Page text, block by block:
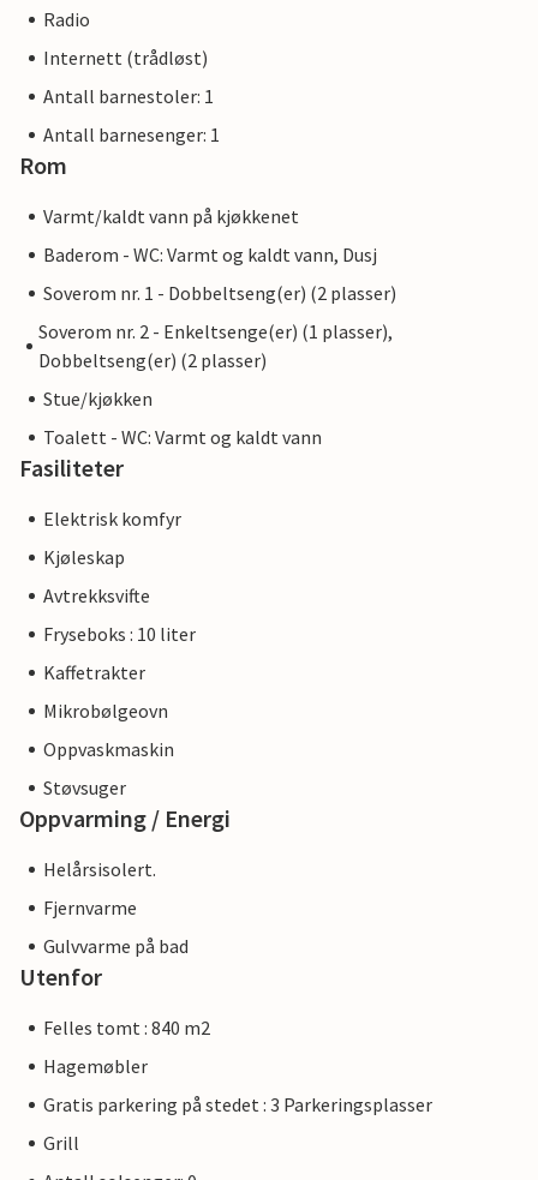
Radio
Internett (trådløst)
Antall barnestoler: 1
Antall barnesenger: 1
Rom
Varmt/kaldt vann på kjøkkenet
Baderom - WC: Varmt og kaldt vann, Dusj
Soverom nr. 1 - Dobbeltseng(er) (2 plasser)
Soverom nr. 2 - Enkeltsenge(er) (1 plasser),
Dobbeltseng(er) (2 plasser)
Stue/kjøkken
Toalett - WC: Varmt og kaldt vann
Fasiliteter
Elektrisk komfyr
Kjøleskap
Avtrekksvifte
Fryseboks : 10 liter
Kaffetrakter
Mikrobølgeovn
Oppvaskmaskin
Støvsuger
Oppvarming / Energi
Helårsisolert.
Fjernvarme
Gulvvarme på bad
Utenfor
Felles tomt : 840 m2
Hagemøbler
Gratis parkering på stedet : 3 Parkeringsplasser
Grill